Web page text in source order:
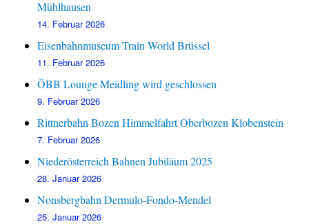
Mühlhausen
14. Februar 2026
Eisenbahnmuseum Train World Brüssel
11. Februar 2026
ÖBB Lounge Meidling wird geschlossen
9. Februar 2026
Rittnerbahn Bozen Himmelfahrt Oberbozen Klobenstein
7. Februar 2026
Niederösterreich Bahnen Jubiläum 2025
28. Januar 2026
Nonsbergbahn Dermulo-Fondo-Mendel
25. Januar 2026